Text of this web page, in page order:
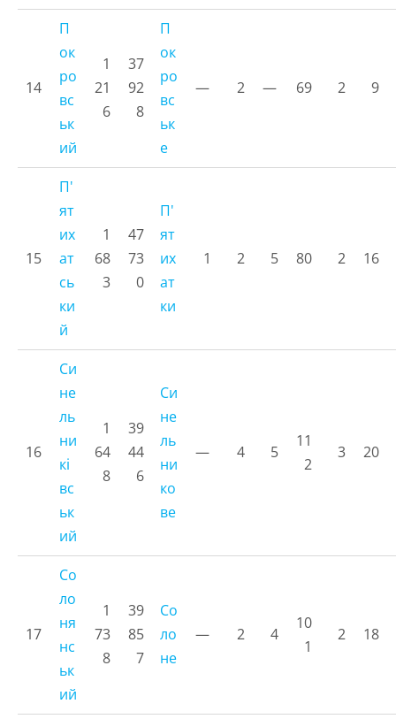
14
П
ок
ро
вс
ьк
ий
1
21
6
37
92
8
П
ок
ро
вс
ьк
е
— 2 — 69 2 9
15
П'
ят
их
ат
сь
ки
й
1
68
3
47
73
0
П'
ят
их
ат
ки
1 2 5 80 2 16
16
Си
не
ль
ни
кі
вс
ьк
ий
1
64
8
39
44
6
Си
не
ль
ни
ко
ве
— 4 5
11
2
3 20
17
Со
ло
ня
нс
ьк
ий
1
73
8
39
85
7
Со
ло
не
— 2 4
10
1
2 18